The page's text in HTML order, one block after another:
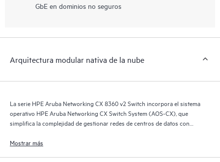
GbE en dominios no seguros
Arquitectura modular nativa de la nube
La serie HPE Aruba Networking CX 8360 v2 Switch incorpora el sistema
operativo HPE Aruba Networking CX Switch System (AOS-CX), que
simplifica la complejidad de gestionar redes de centros de datos con
organización de TI.
Mostrar más